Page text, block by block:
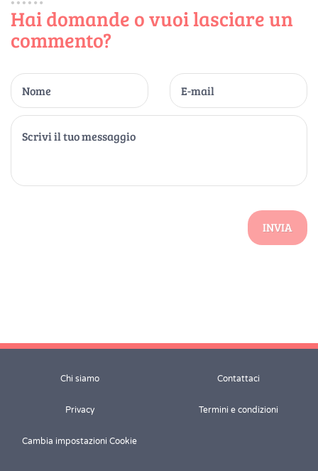
Hai domande o vuoi lasciare un
commento?
INVIA
Chi siamo Contattaci
Privacy Termini e condizioni
Cambia impostazioni Cookie